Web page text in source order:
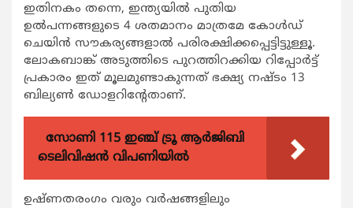
ഇതിനകം തന്നെ, ഇന്ത്യയില്‍ പുതിയ
ഉല്‍പന്നങ്ങളുടെ 4 ശതമാനം മാത്രമേ കോള്‍ഡ്
ചെയിന്‍ സൗകര്യങ്ങളാല്‍ പരിരക്ഷിക്കപ്പെട്ടിട്ടുള്ളൂ.
ലോകബാങ്ക് അടുത്തിടെ പുറത്തിറക്കിയ റിപ്പോര്‍ട്ട്
പ്രകാരം ഇത് മൂലമുണ്ടാകുന്നത് ഭക്ഷ്യ നഷ്ടം 13
ബില്യണ്‍ ഡോളറിന്റേതാണ്.
സോണി 115 ഇഞ്ച് ട്രൂ ആർജിബി
ടെലിവിഷൻ വിപണിയിൽ
ഉഷ്ണതരംഗം വരും വര്‍ഷങ്ങളിലും